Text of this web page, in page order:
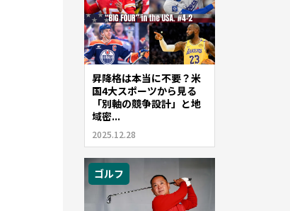
昇降格は本当に不要？米
国4大スポーツから見る
「別軸の競争設計」と地
域密...
2025.12.28
ゴルフ